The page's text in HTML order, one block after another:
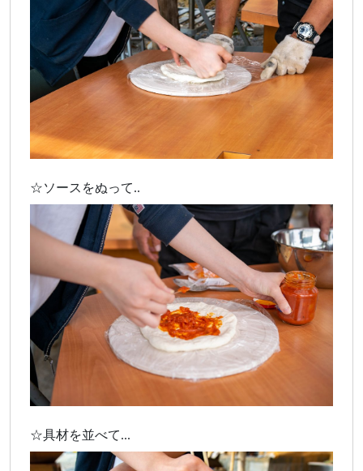
☆ソースをぬって..
☆具材を並べて...